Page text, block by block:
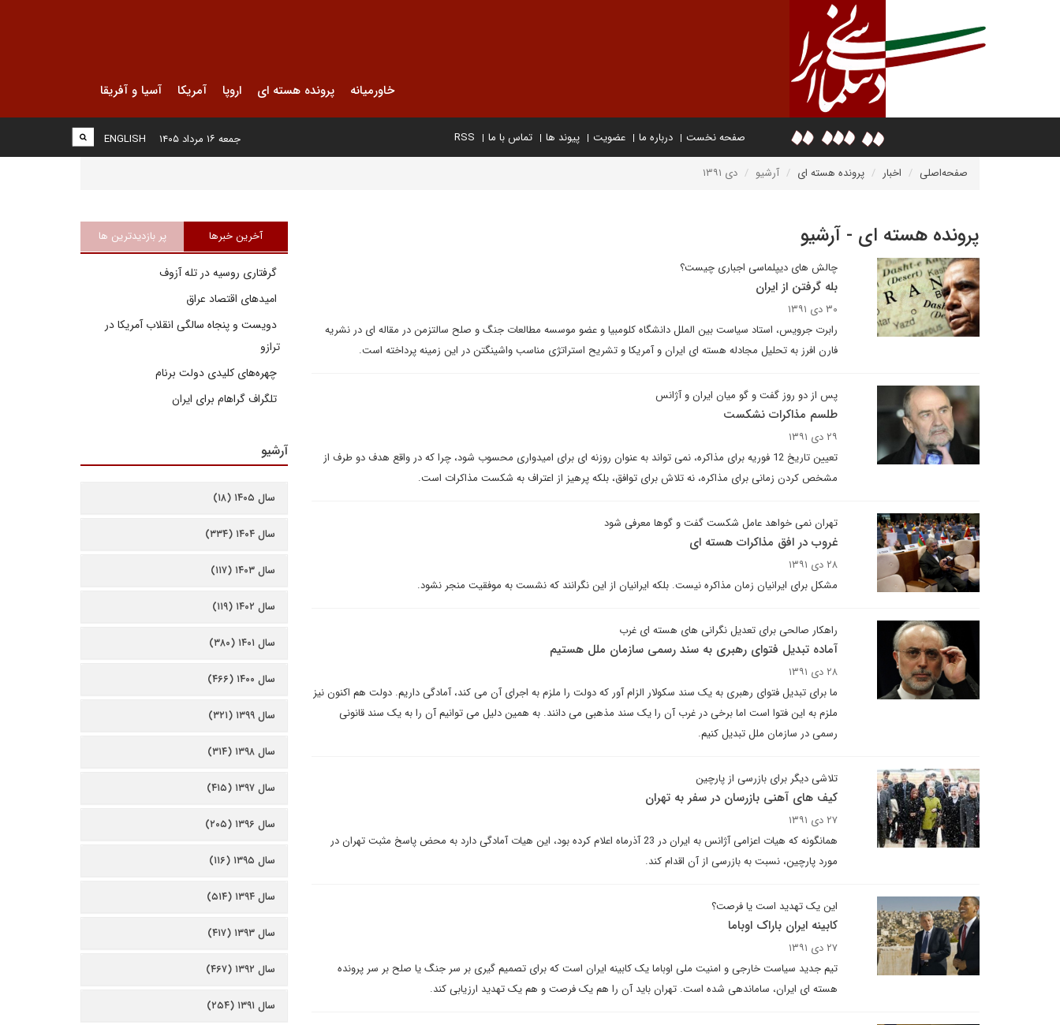
خاورمیانه پرونده هسته ای اروپا آمریکا آسیا و آفریقا
صفحه نخست درباره ما عضویت پیوند ها تماس با ما RSS
ENGLISH جمعه ۱۶ مرداد ۱۴۰۵
صفحه‌اصلی اخبار پرونده هسته ای آرشیو دی ۱۳۹۱
پرونده هسته ای - آرشیو
چالش های دیپلماسی اجباری چیست؟
بله گرفتن از ایران
۳۰ دی ۱۳۹۱
رابرت جرویس، استاد سیاست بین الملل دانشگاه کلومبیا و عضو موسسه مطالعات جنگ و صلح سالتزمن در مقاله ای در نشریه
فارن افرز به تحلیل مجادله هسته ای ایران و آمریکا و تشریح استراتژی مناسب واشینگتن در این زمینه پرداخته است.
پس از دو روز گفت و گو میان ایران و آژانس
طلسم مذاکرات نشکست
۲۹ دی ۱۳۹۱
تعیین تاریخ 12 فوریه برای مذاکره، نمی تواند به عنوان روزنه ای برای امیدواری محسوب شود، چرا که در واقع هدف دو طرف از
مشخص کردن زمانی برای مذاکره، نه تلاش برای توافق، بلکه پرهیز از اعتراف به شکست مذاکرات است.
تهران نمی خواهد عامل شکست گفت و گوها معرفی شود
غروب در افق مذاکرات هسته ای
۲۸ دی ۱۳۹۱
مشکل برای ایرانیان زمان مذاکره نیست. بلکه ایرانیان از این نگرانند که نشست به موفقیت منجر نشود.
راهکار صالحی برای تعدیل نگرانی های هسته ای غرب
آماده تبدیل فتوای رهبری به سند رسمی سازمان ملل هستیم
۲۸ دی ۱۳۹۱
ما برای تبدیل فتوای رهبری به یک سند سکولار الزام آور که دولت را ملزم به اجرای آن می کند، آمادگی داریم. دولت هم اکنون نیز
ملزم به این فتوا است اما برخی در غرب آن را یک سند مذهبی می دانند. به همین دلیل می توانیم آن را به یک سند قانونی
رسمی در سازمان ملل تبدیل کنیم.
تلاشی دیگر برای بازرسی از پارچین
کیف های آهنی بازرسان در سفر به تهران
۲۷ دی ۱۳۹۱
همانگونه که هیات اعزامی آژانس به ایران در 23 آذرماه اعلام کرده بود، این هیات آمادگی دارد به محض پاسخ مثبت تهران در
مورد پارچین، نسبت به بازرسی از آن اقدام کند.
این یک تهدید است یا فرصت؟
کابینه ایران باراک اوباما
۲۷ دی ۱۳۹۱
تیم جدید سیاست خارجی و امنیت ملی اوباما یک کابینه ایران است که برای تصمیم گیری بر سر جنگ یا صلح بر سر پرونده
هسته ای ایران، ساماندهی شده است. تهران باید آن را هم یک فرصت و هم یک تهدید ارزیابی کند.
آخرین خبرها پر بازدیدترین ها
گرفتاری روسیه در تله آزوف
امیدهای اقتصاد عراق
دویست و پنجاه سالگی انقلاب آمریکا در
ترازو
چهره‌های کلیدی دولت برنام
تلگراف گراهام برای ایران
آرشیو
سال ۱۴۰۵ (۱۸)
سال ۱۴۰۴ (۳۳۴)
سال ۱۴۰۳ (۱۱۷)
سال ۱۴۰۲ (۱۱۹)
سال ۱۴۰۱ (۳۸۰)
سال ۱۴۰۰ (۴۶۶)
سال ۱۳۹۹ (۳۲۱)
سال ۱۳۹۸ (۳۱۴)
سال ۱۳۹۷ (۴۱۵)
سال ۱۳۹۶ (۲۰۵)
سال ۱۳۹۵ (۱۱۶)
سال ۱۳۹۴ (۵۱۴)
سال ۱۳۹۳ (۴۱۷)
سال ۱۳۹۲ (۴۶۷)
سال ۱۳۹۱ (۲۵۴)